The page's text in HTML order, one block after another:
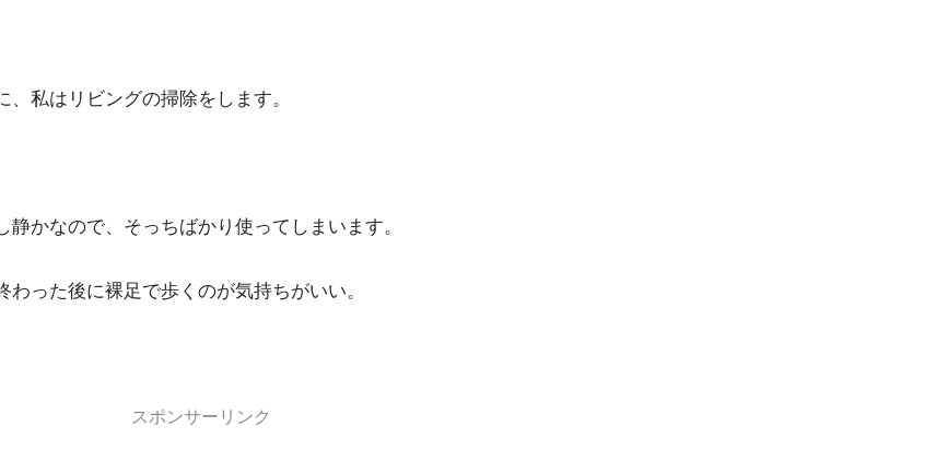
私はリビングの掃除をします。
かなので、そっちばかり使ってしまいます。
った後に裸足で歩くのが気持ちがいい。
スポンサーリンク